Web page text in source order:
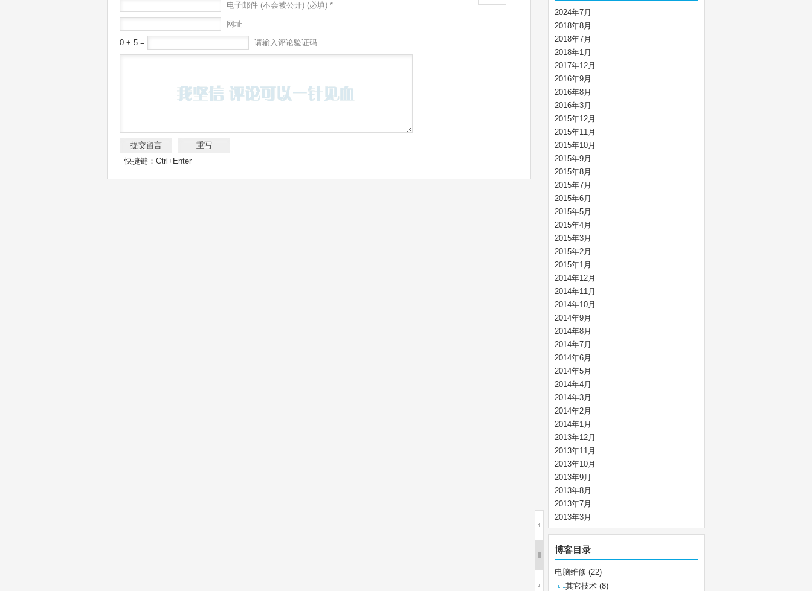
电子邮件 (不会被公开) (必填) *
网址
0 + 5 = 请输入评论验证码
快捷键：Ctrl+Enter
2024年7月
2018年8月
2018年7月
2018年1月
2017年12月
2016年9月
2016年8月
2016年3月
2015年12月
2015年11月
2015年10月
2015年9月
2015年8月
2015年7月
2015年6月
2015年5月
2015年4月
2015年3月
2015年2月
2015年1月
2014年12月
2014年11月
2014年10月
2014年9月
2014年8月
2014年7月
2014年6月
2014年5月
2014年4月
2014年3月
2014年2月
2014年1月
2013年12月
2013年11月
2013年10月
2013年9月
2013年8月
2013年7月
2013年3月
博客目录
电脑维修 (22)
其它技术 (8)